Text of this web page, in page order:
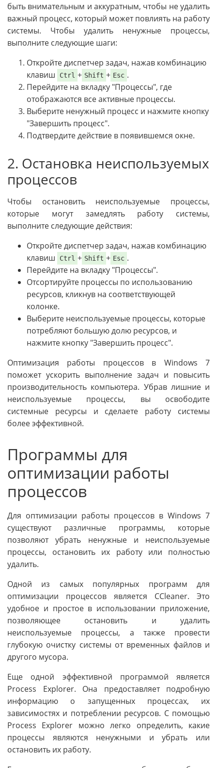
быть внимательным и аккуратным, чтобы не удалить
важный процесс, который может повлиять на работу
системы. Чтобы удалить ненужные процессы,
выполните следующие шаги:
Откройте диспетчер задач, нажав комбинацию
клавиш
Ctrl + Shift + Esc .
Перейдите на вкладку "Процессы", где
отображаются все активные процессы.
Выберите ненужный процесс и нажмите кнопку
"Завершить процесс".
Подтвердите действие в появившемся окне.
2. Остановка неиспользуемых
процессов
Чтобы остановить неиспользуемые процессы,
которые могут замедлять работу системы,
выполните следующие действия:
Откройте диспетчер задач, нажав комбинацию
клавиш
Ctrl + Shift + Esc .
Перейдите на вкладку "Процессы".
Отсортируйте процессы по использованию
ресурсов, кликнув на соответствующей
колонке.
Выберите неиспользуемые процессы, которые
потребляют большую долю ресурсов, и
нажмите кнопку "Завершить процесс".
Оптимизация работы процессов в Windows 7
поможет ускорить выполнение задач и повысить
производительность компьютера. Убрав лишние и
неиспользуемые процессы, вы освободите
системные ресурсы и сделаете работу системы
более эффективной.
Программы для
оптимизации работы
процессов
Для оптимизации работы процессов в Windows 7
существуют различные программы, которые
позволяют убрать ненужные и неиспользуемые
процессы, остановить их работу или полностью
удалить.
Одной из самых популярных программ для
оптимизации процессов является CCleaner. Это
удобное и простое в использовании приложение,
позволяющее остановить и удалить
неиспользуемые процессы, а также провести
глубокую очистку системы от временных файлов и
другого мусора.
Еще одной эффективной программой является
Process Explorer. Она предоставляет подробную
информацию о запущенных процессах, их
зависимостях и потреблении ресурсов. С помощью
Process Explorer можно легко определить, какие
процессы являются ненужными и убрать или
остановить их работу.